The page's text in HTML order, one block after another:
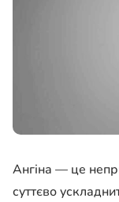
Ангіна — це
суттєво